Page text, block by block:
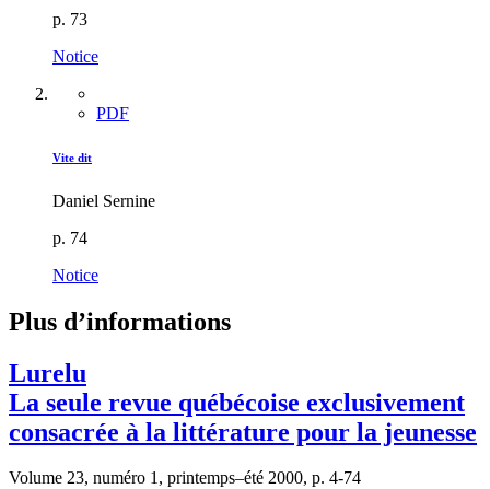
p. 73
Notice
PDF
Vite dit
Daniel Sernine
p. 74
Notice
Plus d’informations
Lurelu
La seule revue québécoise exclusivement
consacrée à la littérature pour la jeunesse
Volume 23, numéro 1, printemps–été 2000, p. 4-74